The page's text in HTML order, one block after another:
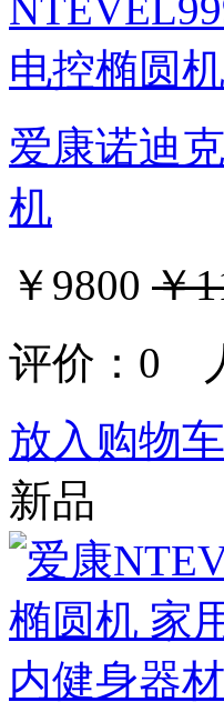
爱康诺迪
机
￥9800 ￥
评价： 0
放入购物车
新品